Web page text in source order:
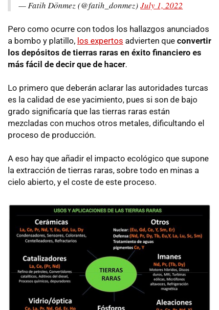
— Fatih Dönmez (@fatih_donmez) July 1, 2022
Pero como ocurre con todos los hallazgos anunciados
a bombo y platillo, los expertos advierten que convertir
los depósitos de tierras raras en éxito financiero es
más fácil de decir que de hacer.
Lo primero que deberán aclarar las autoridades turcas
es la calidad de ese yacimiento, pues si son de bajo
grado significaría que las tierras raras están
mezcladas con muchos otros metales, dificultando el
proceso de producción.
A eso hay que añadir el impacto ecológico que supone
la extracción de tierras raras, sobre todo en minas a
cielo abierto, y el coste de este proceso.